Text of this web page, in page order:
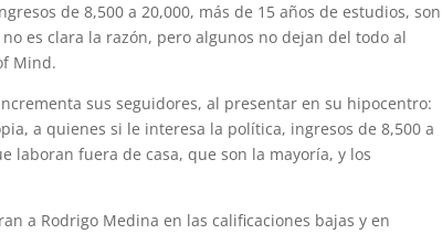
de 8,500 a 20,000, más de 15 años de estudios, son
es clara la razón, pero algunos no dejan del todo al
Mind.
sus seguidores, al presentar en su hipocentro:
a quienes si le interesa la política, ingresos de 8,500 a
laboran fuera de casa, que son la mayoría, y los
a Rodrigo Medina en las calificaciones bajas y en